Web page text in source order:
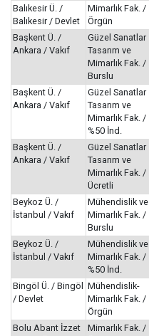
Balıkesir Ü. /
Balıkesir / Devlet
Mimarlık Fak. /
Örgün
Başkent Ü. /
Ankara / Vakıf
Güzel Sanatlar
Tasarım ve
Mimarlık Fak. /
Burslu
Başkent Ü. /
Ankara / Vakıf
Güzel Sanatlar
Tasarım ve
Mimarlık Fak. /
%50 İnd.
Başkent Ü. /
Ankara / Vakıf
Güzel Sanatlar
Tasarım ve
Mimarlık Fak. /
Ücretli
Beykoz Ü. /
İstanbul / Vakıf
Mühendislik ve
Mimarlık Fak. /
Burslu
Beykoz Ü. /
İstanbul / Vakıf
Mühendislik ve
Mimarlık Fak. /
%50 İnd.
Bingöl Ü. / Bingöl
/ Devlet
Mühendislik-
Mimarlık Fak. /
Örgün
Bolu Abant İzzet
Mimarlık Fak. /